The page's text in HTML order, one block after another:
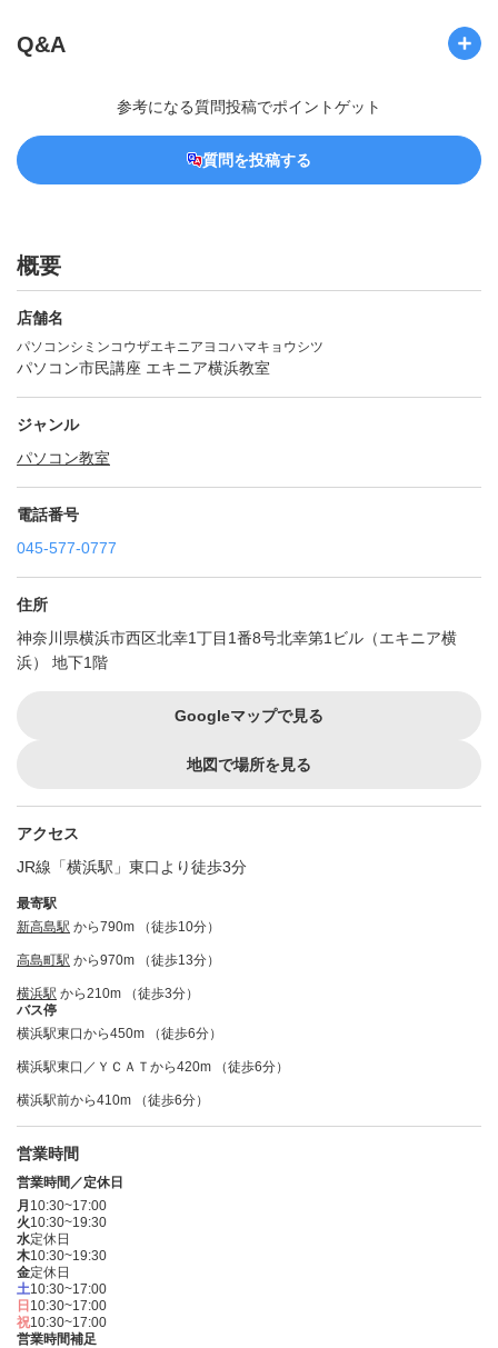
Q&A
参考になる質問投稿でポイントゲット
質問を投稿する
概要
店舗名
パソコンシミンコウザエキニアヨコハマキョウシツ
パソコン市民講座 エキニア横浜教室
ジャンル
パソコン教室
電話番号
045-577-0777
住所
神奈川県横浜市西区北幸1丁目1番8号北幸第1ビル（エキニア横
浜） 地下1階
Googleマップで見る
地図で場所を見る
アクセス
JR線「横浜駅」東口より徒歩3分
最寄駅
新高島駅 から790m （徒歩10分）
高島町駅 から970m （徒歩13分）
横浜駅 から210m （徒歩3分）
バス停
横浜駅東口から450m （徒歩6分）
横浜駅東口／ＹＣＡＴから420m （徒歩6分）
横浜駅前から410m （徒歩6分）
営業時間
営業時間／定休日
月 10:30~17:00
火10:30~19:30
水定休日
木10:30~19:30
金定休日
土10:30~17:00
日 10:30~17:00
祝10:30~17:00
営業時間補足